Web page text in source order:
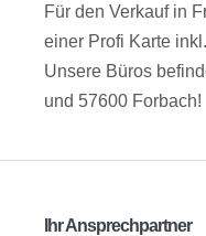
Für den Verkauf in
einer Profi Karte
Unsere Büros
und 57600 Forbach!
Ihr Ansprechpartner